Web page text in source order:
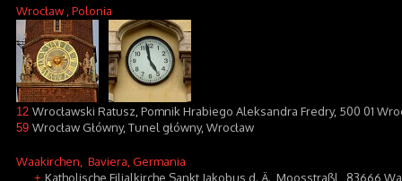
Wrocław , Polonia
12 Wrocławski Ratusz, Pomnik Hrabiego Aleksandra Fredry, 500 01
59 Wrocław Główny, Tunel główny, Wrocław
Waakirchen , Baviera, Germania
+ Katholische Filialkirche Sankt Jakobus d. Ä., Moosstraßl , 83666